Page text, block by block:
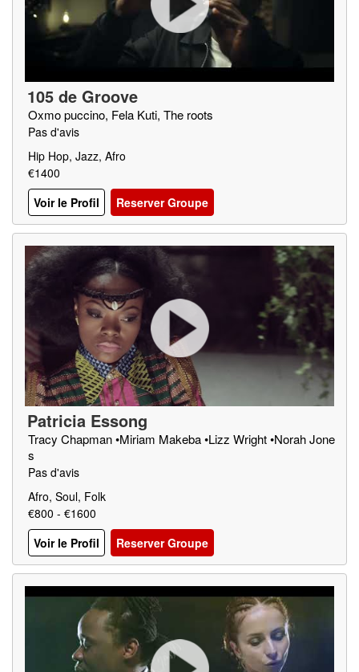
105 de Groove
Oxmo puccino, Fela Kuti, The roots
Pas d'avis
Hip Hop, Jazz, Afro
€1400
Voir le Profil
Reserver Groupe
Patricia Essong
Tracy Chapman •Miriam Makeba •Lizz Wright •Norah Jone
s
Pas d'avis
Afro, Soul, Folk
€800 - €1600
Voir le Profil
Reserver Groupe